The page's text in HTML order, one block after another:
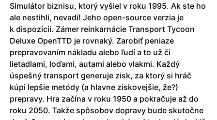
Simulátor biznisu, ktorý vyšiel v roku 1995. Ak ste ho
ale nestihli, nevadí! Jeho open-source verzia je
k dispozícií. Zámer reinkarnácie Transport Tycoon
Deluxe OpenTTD je rovnaký. Zarobiť peniaze
prepravovaním nákladu alebo ľudí a to už či
lietadlami, loďami, autami alebo vlakmi. Každý
úspešný transport generuje zisk, za ktorý si hráč
kúpi lepšie metódy (a hlavne ziskovejšie, že?)
prepravy. Hra začína v roku 1950 a pokračuje až do
roku 2050. Takže spôsobov dopravy bude skutočne